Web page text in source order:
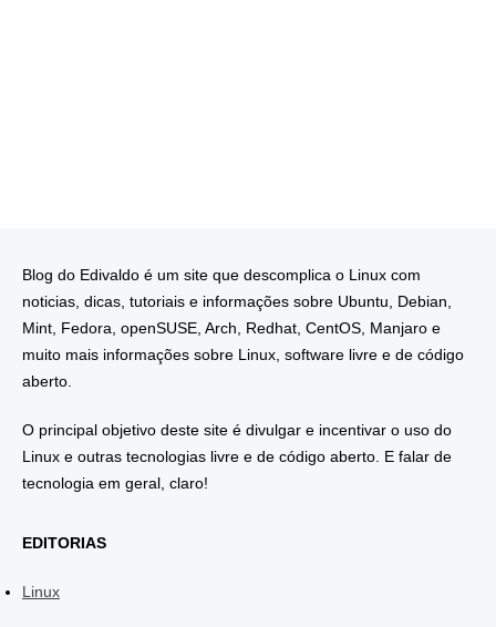
Blog do Edivaldo é um site que descomplica o Linux com
noticias, dicas, tutoriais e informações sobre Ubuntu, Debian,
Mint, Fedora, openSUSE, Arch, Redhat, CentOS, Manjaro e
muito mais informações sobre Linux, software livre e de código
aberto.
O principal objetivo deste site é divulgar e incentivar o uso do
Linux e outras tecnologias livre e de código aberto. E falar de
tecnologia em geral, claro!
EDITORIAS
Linux